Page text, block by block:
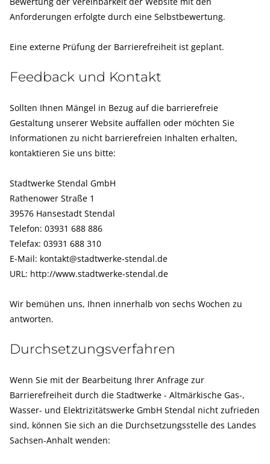
GEWERBLICH VERSORGT
BERATUNG VEREINBAREN
Anforderungen erfolgte durch eine Selbstbewertung.
Eine externe Prüfung der Barrierefreiheit ist geplant.
Feedback und Kontakt
Sollten Ihnen Mängel in Bezug auf die barrierefreie
Gestaltung unserer Website auffallen oder möchten Sie
Informationen zu nicht barrierefreien Inhalten erhalten,
kontaktieren Sie uns bitte:
Stadtwerke Stendal GmbH
Rathenower Straße 1
39576 Hansestadt Stendal
Telefon: 03931 688 886
Telefax: 03931 688 310
E-Mail: kontakt@stadtwerke-stendal.de
URL: http://www.stadtwerke-stendal.de
Wir bemühen uns, Ihnen innerhalb von sechs Wochen zu
antworten.
Durchsetzungsverfahren
Wenn Sie mit der Bearbeitung Ihrer Anfrage zur
Barrierefreiheit durch die Stadtwerke - Altmärkische Gas-,
Wasser- und Elektrizitätswerke GmbH Stendal nicht zufrieden
sind, können Sie sich an die Durchsetzungsstelle des Landes
Sachsen-Anhalt wenden: